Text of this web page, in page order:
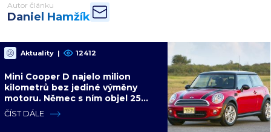
Autor článku
Daniel Hamžík
Aktuality | 12412
Mini Cooper D najelo milion
kilometrů bez jediné výměny
motoru. Němec s ním objel 25
zemí a míří na další milion
ČÍST DÁLE